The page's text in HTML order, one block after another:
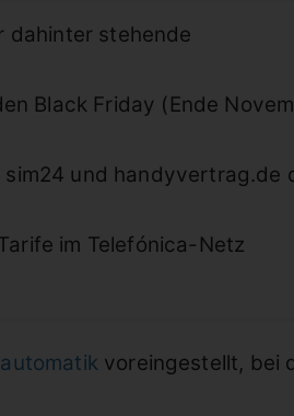
dahinter stehende
Black Friday (Ende
sim24 und handyvertrag.de
im Telefónica-Netz
voreingestellt, bei